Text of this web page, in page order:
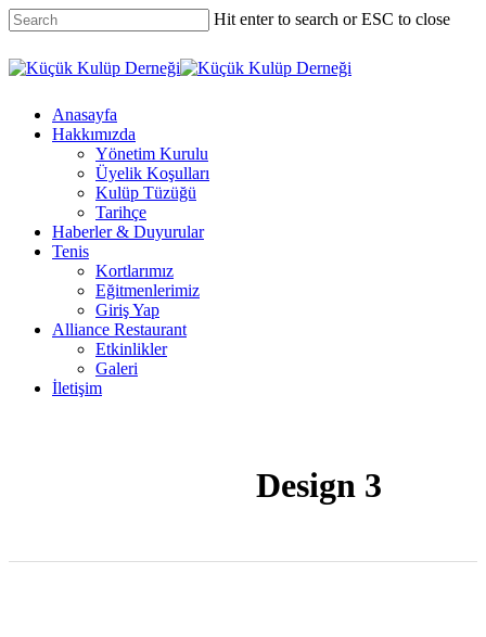
Skip
to
main
content
Hit enter to search or ESC to close
Close
Menu
Anasayfa
Hakkımızda
Yönetim Kurulu
Üyelik Koşulları
Kulüp Tüzüğü
Tarihçe
Haberler & Duyurular
Tenis
Kortlarımız
Eğitmenlerimiz
Giriş Yap
Alliance Restaurant
Etkinlikler
Galeri
İletişim
Design 3